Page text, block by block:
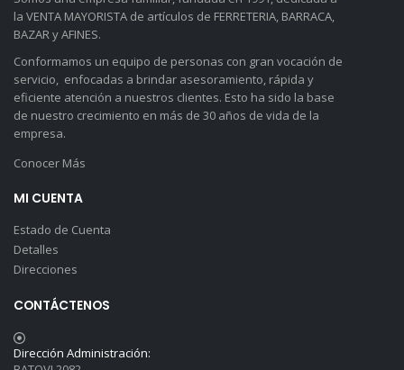
la VENTA MAYORISTA de artículos de FERRETERIA, BARRACA,
BAZAR y AFINES.
Conformamos un equipo de personas con gran vocación de
servicio, enfocadas a brindar asesoramiento, rápida y
eficiente atención a nuestros clientes. Esto ha sido la base
de nuestro crecimiento en más de 30 años de vida de la
empresa.
Conocer Más
MI CUENTA
Estado de Cuenta
Detalles
Direcciones
CONTÁCTENOS
Dirección Administración: